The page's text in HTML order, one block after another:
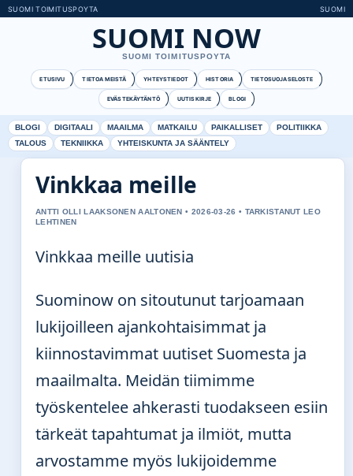
SUOMI TOIMITUSPOYTA SUOMI
SUOMI NOW
SUOMI TOIMITUSPOYTA
ETUSIVU TIETOA MEISTÄ YHTEYSTIEDOT HISTORIA TIETOSUOJASELOSTE
EVÄSTEKÄYTÄNTÖ UUTISKIRJE BLOGI
BLOGI DIGITAALI MAAILMA MATKAILU PAIKALLISET
POLITIIKKA
TALOUS
TEKNIIKKA YHTEISKUNTA JA SÄÄNTELY
Vinkkaa meille
ANTTI OLLI LAAKSONEN AALTONEN • 2026-03-26 • TARKISTANUT LEO
LEHTINEN
Vinkkaa meille uutisia
Suominow on sitoutunut tarjoamaan
lukijoilleen ajankohtaisimmat ja
kiinnostavimmat uutiset Suomesta ja
maailmalta. Meidän tiimimme
työskentelee ahkerasti tuodakseen esiin
tärkeät tapahtumat ja ilmiöt, mutta
arvostamme myös lukijoidemme